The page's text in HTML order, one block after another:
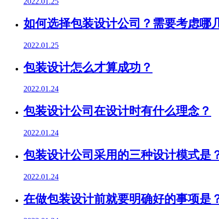
如何选择包装设计公司？需要考虑哪
2022.01.25
包装设计怎么才算成功？
2022.01.24
包装设计公司在设计时有什么理念？
2022.01.24
包装设计公司采用的三种设计模式是
2022.01.24
在做包装设计前就要明确好的事项是